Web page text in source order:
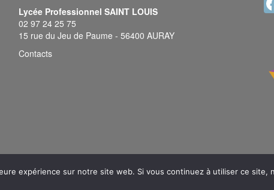
Lycée Professionnel SAINT LOUIS
02 97 24 25 75
15 rue du Jeu de Paume - 56400 AURAY
Contacts
© 2026 Sainte Anne - Saint Louis - Mentions légales-Plan du site
expérience sur notre site web. Si vous continuez à utiliser ce